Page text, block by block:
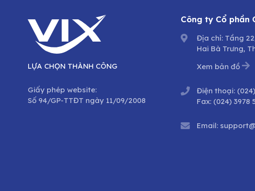
LỰA CHỌN THÀNH CÔNG
Giấy phép website:
Số 94/GP-TTĐT ngày 11/09/2008
Công ty Cổ phần
Địa chỉ: Tầng
Hai Bà Trưng,
Xem bản đồ
Điện thoại:
Fax: (024) 3978
Email: